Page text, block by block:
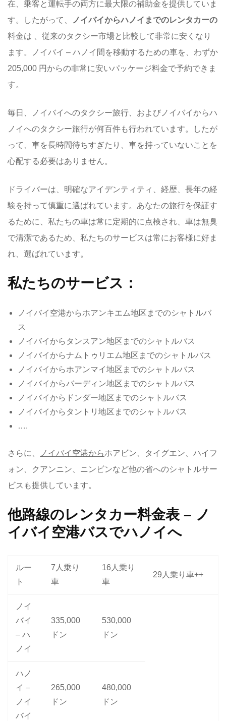
在、乗客と運転手の両方に最大限の補助金を提供していま
す。したがって、
ノイバイからハノイまでのレンタカーの
料金は 、従来のタクシー市場と比較して非常に安くなり
ます。ノイバイ – ハノイ間を移動するための車を、わずか
205,000 円からの非常に安いパッケージ料金で予約できま
す。
毎日、ノイバイへのタクシー旅行、およびノイバイからハ
ノイへのタクシー旅行が何百件も行われています。したが
って、車を長時間待ちすぎたり、車を持っていないことを
心配する必要はありません。
ドライバーは、明確なアイデンティティ、経歴、長年の経
験を持って慎重に選ばれています。あなたの旅行を保証す
るために、私たちの車は常に定期的に点検され、車は無臭
で清潔であるため、私たちのサービスは常にお客様に好ま
れ、選ばれています。
私たちのサービス：
ノイバイ空港からホアンキエム地区までのシャトルバ
ス
ノイバイからタンスアン地区までのシャトルバス
ノイバイからナムトゥリエム地区までのシャトルバス
ノイバイからホアンマイ地区までのシャトルバス
ノイバイからバーディン地区までのシャトルバス
ノイバイからドンダー地区までのシャトルバス
ノイバイからタントリ地区までのシャトルバス
….
さらに、 ノイバイ空港からホアビン、タイグエン、ハイフ
ォン、クアンニン、ニンビンなど他の省へのシャトルサー
ビスも提供しています。
他路線のレンタカー料金表 – ノ
イバイ空港バスでハノイへ
ルー
ト
7人乗り
車
16人乗り
車
29人乗り車++
ノイ
バイ
– ハ
ノイ
335,000
ドン
530,000
ドン
ハノ
イ –
ノイ
バイ
265,000
ドン
480,000
ドン